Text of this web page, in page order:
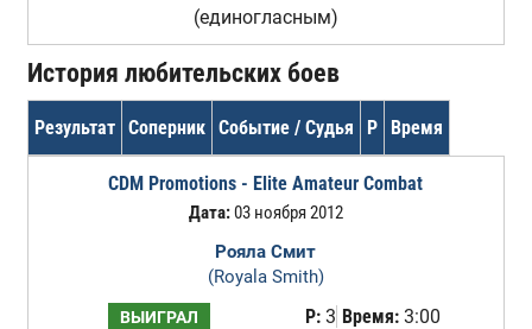
(единогласным)
История любительских боев
Результат Соперник Событие / Судья Р Время
CDM Promotions - Elite Amateur Combat
Дата:03 ноября 2012
Рояла Смит
(Royala Smith)
ВЫИГРАЛ Р:3 Время:3:00